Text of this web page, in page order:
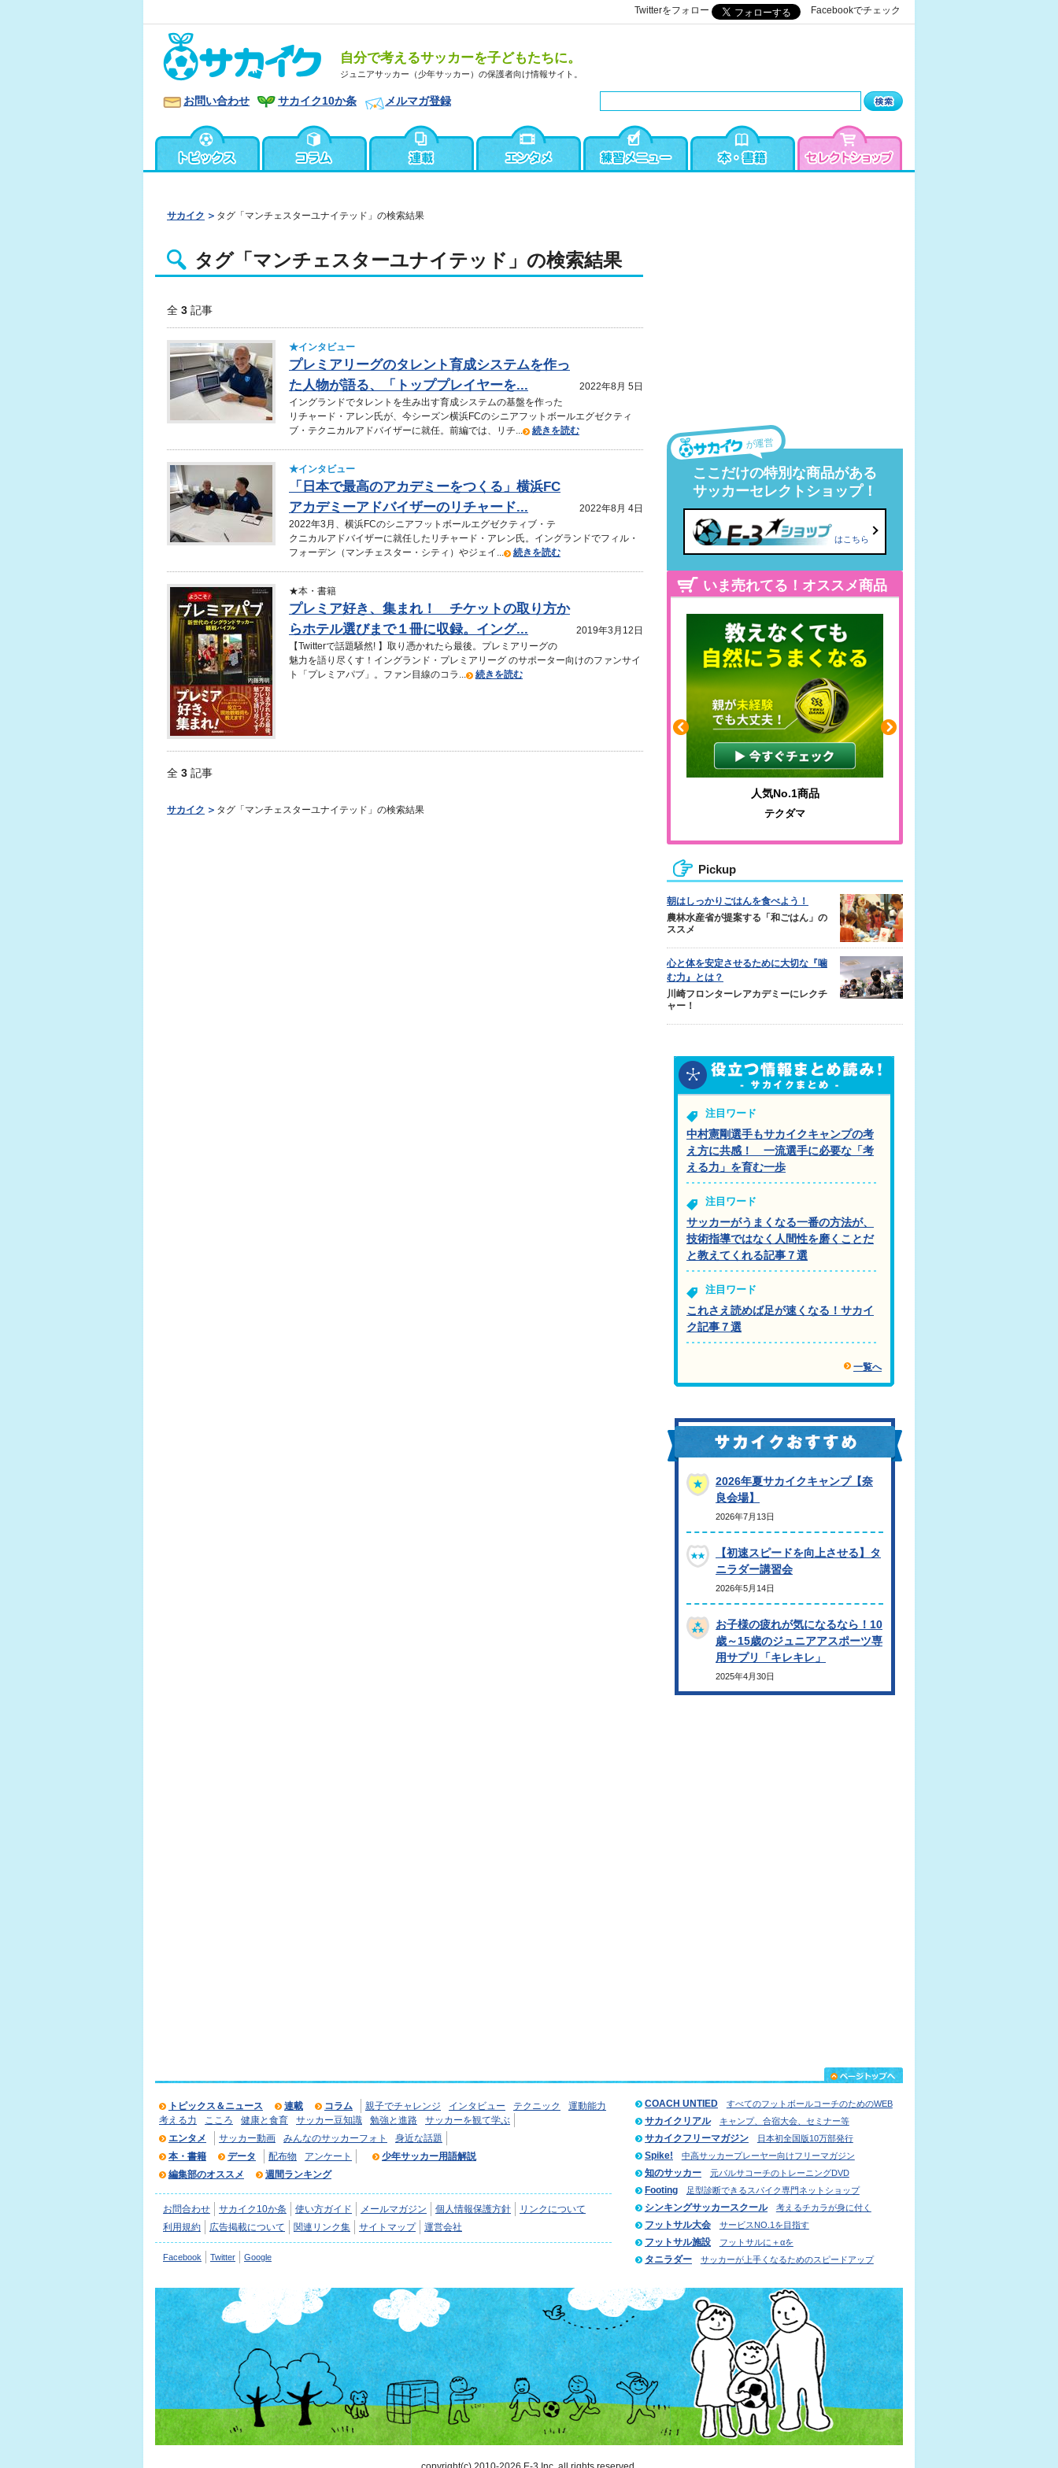
Twitterをフォロー Facebookでチェック
自分で考えるサッカーを子どもたちに。
ジュニアサッカー（少年サッカー）の保護者向け情報サイト。
お問い合わせ サカイク10か条 メルマガ登録
サカイク タグ「マンチェスターユナイテッド」の検索結果
タグ「マンチェスターユナイテッド」の検索結果
全 3 記事
★インタビュー
プレミアリーグのタレント育成システムを作っ
た人物が語る、「トッププレイヤーを...
2022年8月 5日
イングランドでタレントを生み出す育成システムの基盤を作った
リチャード・アレン氏が、今シーズン横浜FCのシニアフットボールエグゼクティ
ブ・テクニカルアドバイザーに就任。前編では、リチ...
続きを読む
★インタビュー
「日本で最高のアカデミーをつくる」横浜FC
アカデミーアドバイザーのリチャード...
2022年8月 4日
2022年3月、横浜FCのシニアフットボールエグゼクティブ・テ
クニカルアドバイザーに就任したリチャード・アレン氏。イングランドでフィル・
フォーデン（マンチェスター・シティ）やジェイ...
続きを読む
★本・書籍
プレミア好き、集まれ！ チケットの取り方か
らホテル選びまで１冊に収録。イング...
2019年3月12日
【Twitterで話題騒然! 】取り憑かれたら最後。プレミアリーグの
魅力を語り尽くす！イングランド・プレミアリーグ のサポーター向けのファンサイ
ト「プレミアパブ」。ファン目線のコラ...
続きを読む
全 3 記事
サカイク タグ「マンチェスターユナイテッド」の検索結果
が運営
ここだけの特別な商品がある
サッカーセレクトショップ！
はこちら
いま売れてる！オススメ商品
人気No.1商品
テクダマ
Pickup
朝はしっかりごはんを食べよう！
農林水産省が提案する「和ごはん」の
ススメ
心と体を安定させるために大切な『噛
む力』とは？
川崎フロンターレアカデミーにレクチ
ャー！
注目ワード
中村憲剛選手もサカイクキャンプの考
え方に共感！ 一流選手に必要な「考
える力」を育む一歩
注目ワード
サッカーがうまくなる一番の方法が、
技術指導ではなく人間性を磨くことだ
と教えてくれる記事７選
注目ワード
これさえ読めば足が速くなる！サカイ
ク記事７選
一覧へ
2026年夏サカイクキャンプ【奈
良会場】
2026年7月13日
【初速スピードを向上させる】タ
ニラダー講習会
2026年5月14日
お子様の疲れが気になるなら！10
歳～15歳のジュニアアスポーツ専
用サプリ「キレキレ」
2025年4月30日
トピックス＆ニュース 連載 コラム 親子でチャレンジ インタビュー テクニック
運動能力
考える力
こころ 健康と食育 サッカー豆知識 勉強と進路
サッカーを観て学ぶ
エンタメ
サッカー動画 みんなのサッカーフォト
身近な話題
本・書籍
データ 配布物 アンケート
少年サッカー用語解説
編集部のオススメ
週間ランキング
お問合わせ サカイク10か条 使い方ガイド メールマガジン 個人情報保護方針
リンクについて
利用規約
広告掲載について 関連リンク集 サイトマップ 運営会社
Facebook Twitter Google
COACH UNTIED すべてのフットボールコーチのためのWEB
サカイクリアル キャンプ、合宿大会、セミナー等
サカイクフリーマガジン 日本初全国版10万部発行
Spike! 中高サッカープレーヤー向けフリーマガジン
知のサッカー 元バルサコーチのトレーニングDVD
Footing 足型診断できるスパイク専門ネットショップ
シンキングサッカースクール 考えるチカラが身に付く
フットサル大会 サービスNO.1を目指す
フットサル施設 フットサルに＋αを
タニラダー サッカーが上手くなるためのスピードアップ